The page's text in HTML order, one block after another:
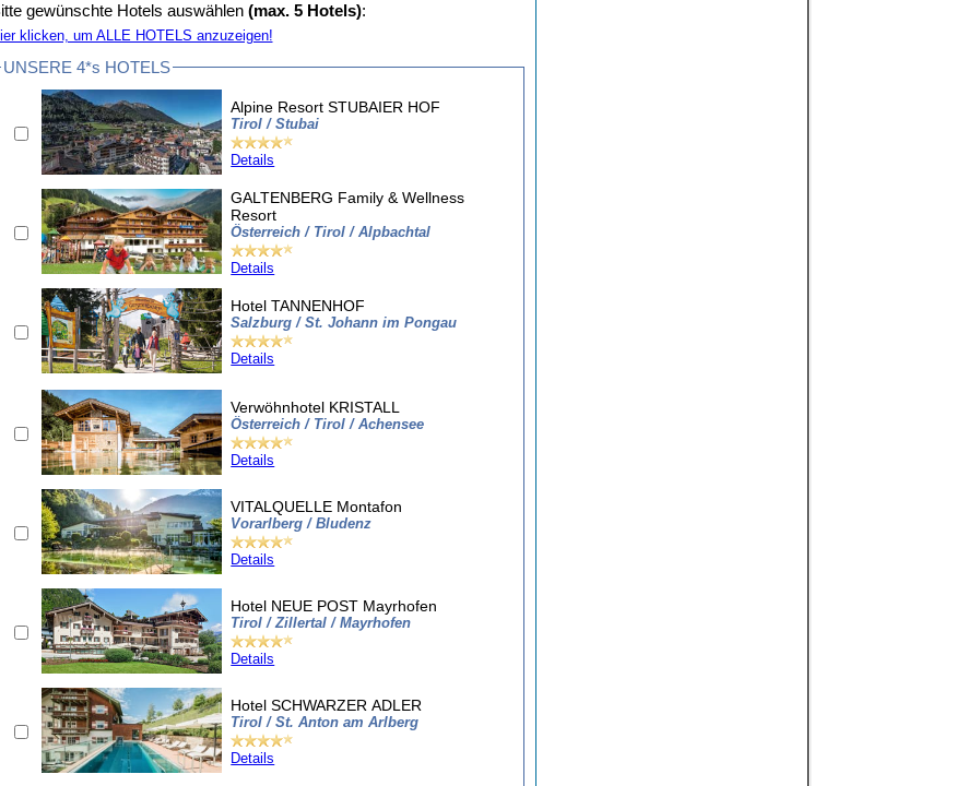
gewünschte Hotels auswählen (max. 5 Hotels):
klicken, um ALLE HOTELS anzuzeigen!
UNSERE 4*s HOTELS
Alpine Resort STUBAIER HOF
Tirol / Stubai
Details
GALTENBERG Family & Wellness
Resort
Österreich / Tirol / Alpbachtal
Details
Hotel TANNENHOF
Salzburg / St. Johann im Pongau
Details
Verwöhnhotel KRISTALL
Österreich / Tirol / Achensee
Details
VITALQUELLE Montafon
Vorarlberg / Bludenz
Details
Hotel NEUE POST Mayrhofen
Tirol / Zillertal / Mayrhofen
Details
Hotel SCHWARZER ADLER
Tirol / St. Anton am Arlberg
Details